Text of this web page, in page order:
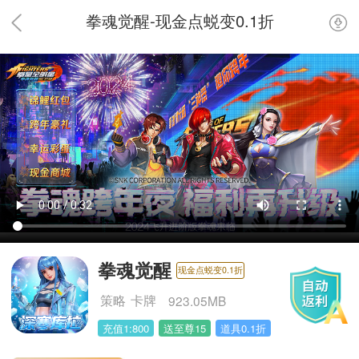
拳魂觉醒-现金点蜕变0.1折
拳魂觉醒 现金点蜕变0.1折
策略 卡牌 923.05MB
充值1:800 送至尊15 道具0.1折